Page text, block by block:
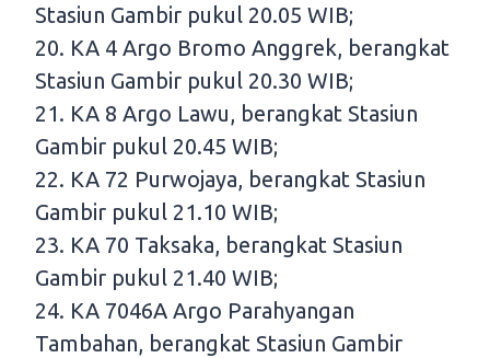
Stasiun Gambir pukul 20.05 WIB;
20. KA 4 Argo Bromo Anggrek, berangkat
Stasiun Gambir pukul 20.30 WIB;
21. KA 8 Argo Lawu, berangkat Stasiun
Gambir pukul 20.45 WIB;
22. KA 72 Purwojaya, berangkat Stasiun
Gambir pukul 21.10 WIB;
23. KA 70 Taksaka, berangkat Stasiun
Gambir pukul 21.40 WIB;
24. KA 7046A Argo Parahyangan
Tambahan, berangkat Stasiun Gambir